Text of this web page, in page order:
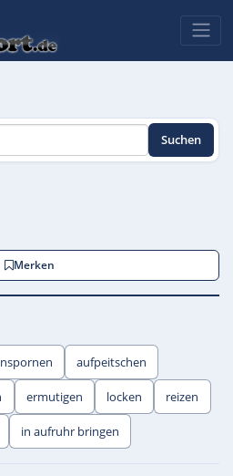
Suchen
Merken
aufpeitschen
ermutigen locken reizen
in aufruhr bringen